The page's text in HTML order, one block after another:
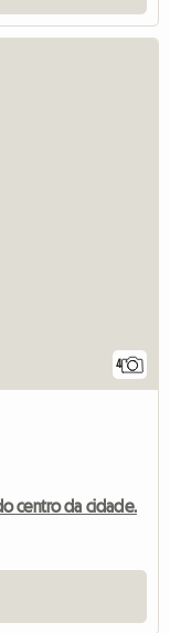
4
centro da cidade.